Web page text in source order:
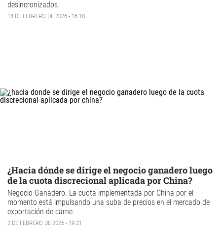
desincronizados.
18 DE FEBRERO DE 2026 - 16:18
¿Hacia dónde se dirige el negocio ganadero luego
de la cuota discrecional aplicada por China?
Negocio Ganadero. La cuota implementada por China por el
momento está impulsando una suba de precios en el mercado de
exportación de carne.
2 DE FEBRERO DE 2026 - 19:21